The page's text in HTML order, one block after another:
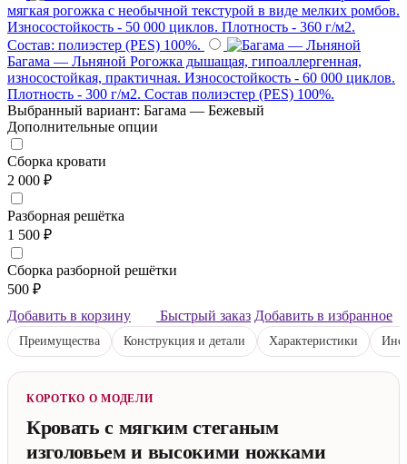
мягкая рогожка с необычной текстурой в виде мелких ромбов.
Износостойкость - 50 000 циклов. Плотность - 360 г/м2.
Состав: полиэстер (PES) 100%.
Багама — Льняной Рогожка дышащая, гипоаллергенная,
износостойкая, практичная. Износостойкость - 60 000 циклов.
Плотность - 300 г/м2. Состав полиэстер (PES) 100%.
Выбранный вариант: Багама — Бежевый
Дополнительные опции
Сборка кровати
2 000 ₽
Разборная решётка
1 500 ₽
Сборка разборной решётки
500 ₽
Добавить в корзину
Быстрый заказ Добавить в избранное
Преимущества Конструкция и детали Характеристики
КОРОТКО О МОДЕЛИ
Кровать с мягким стеганым
изголовьем и высокими ножками